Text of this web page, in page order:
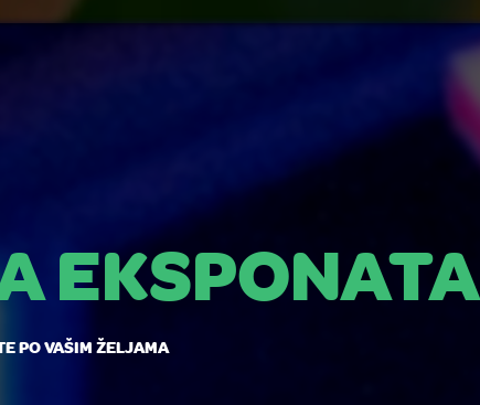
EKSPONATA
PO VAŠIM ŽELJAMA